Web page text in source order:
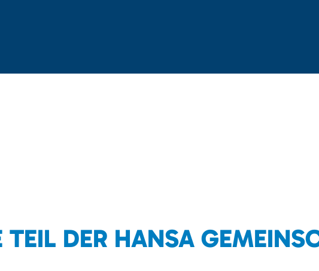
TEIL DER HANSA